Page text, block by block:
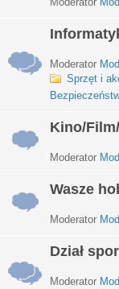
Moderator
Sprzęt i
Kino/
Moderator
Wasze
Moderator
Dział
Moderator